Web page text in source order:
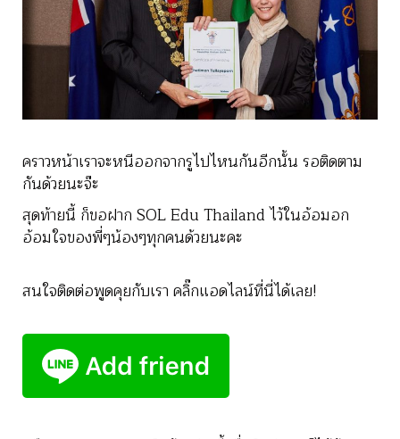
คราวหน้าเราจะหนีออกจากรูไปไหนกันอีกนั้น รอติดตาม
กันด้วยนะจ๊ะ
สุดท้ายนี้ ก็ขอฝาก SOL Edu Thailand ไว้ในอ้อมอก
อ้อมใจของพี่ๆน้องๆทุกคนด้วยนะคะ
สนใจติดต่อพูดคุยกับเรา คลิ๊กแอดไลน์ที่นี่ได้เลย!